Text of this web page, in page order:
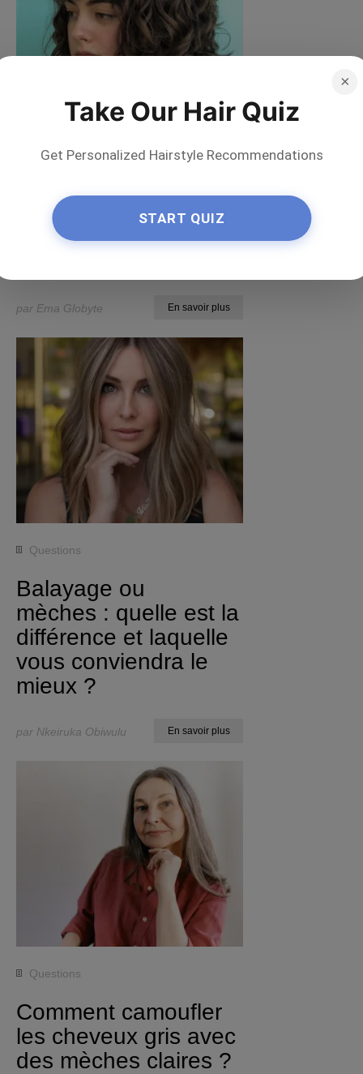
Qu'est-ce qu'une
coupe Rezo et
par Ema Globyte En savoir plus
Questions
Balayage ou
mèches : quelle est la
différence et laquelle
vous conviendra le
mieux ?
par Nkeiruka Obiwulu En savoir plus
Questions
Comment camoufler
les cheveux gris avec
des mèches claires ?
×
Take Our Hair Quiz
Get Personalized Hairstyle Recommendations
START QUIZ